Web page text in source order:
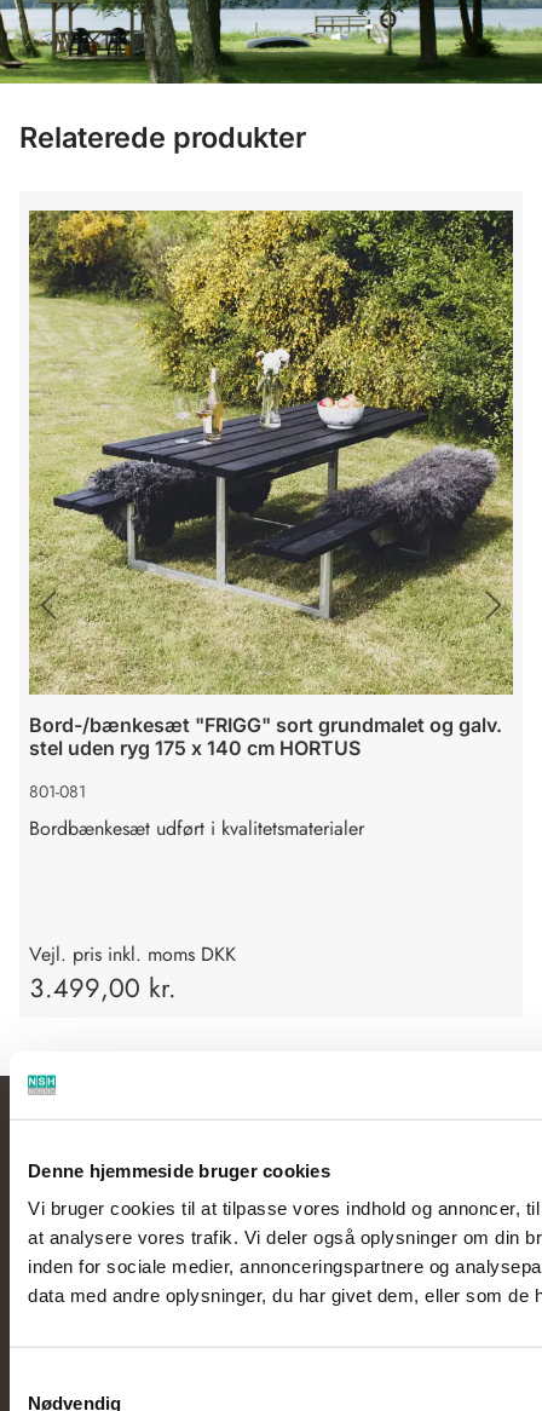
Denne hjemmeside bruger cookies
Vi bruger cookies til at tilpasse vores indhold og annoncer,
at analysere vores trafik. Vi deler også oplysninger om din
inden for sociale medier, annonceringspartnere og
data med andre oplysninger, du har givet dem, eller som de
Nødvendig
Relaterede produkter
Bord-/bænkesæt "FRIGG" sort grundmalet og galv. stel uden
Bord-/bænkesæt "FRIGG" sort grundmalet og galv.
stel uden ryg 175 x 140 cm HORTUS
801-081
Bordbænkesæt udført i kvalitetsmaterialer
Vejl. pris inkl. moms DKK
3.499,00 kr.
Forrige slide Næste
NSH NORDIC A/S
Virkefeltet 4
DK-8740 Brædstrup
Tlf:+45 7575 4270
Email: post@nshnordic.com
Åbningstider
Vores telefoner er åbne:
Mandag - Torsdag kl. 8.00 -
15.00
Fredag kl. 8.00 - 14.30
LINKS